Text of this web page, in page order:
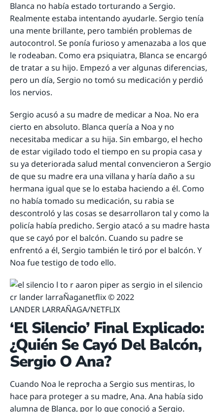
Blanca no había estado torturando a Sergio.
Realmente estaba intentando ayudarle. Sergio tenía
una mente brillante, pero también problemas de
autocontrol. Se ponía furioso y amenazaba a los que
le rodeaban. Como era psiquiatra, Blanca se encargó
de tratar a su hijo. Empezó a ver algunas diferencias,
pero un día, Sergio no tomó su medicación y perdió
los nervios.
Sergio acusó a su madre de medicar a Noa. No era
cierto en absoluto. Blanca quería a Noa y no
necesitaba medicar a su hija. Sin embargo, el hecho
de estar vigilado todo el tiempo en su propia casa y
su ya deteriorada salud mental convencieron a Sergio
de que su madre era una villana y haría daño a su
hermana igual que se lo estaba haciendo a él. Como
no había tomado su medicación, su rabia se
descontroló y las cosas se desarrollaron tal y como la
policía había predicho. Sergio atacó a su madre hasta
que se cayó por el balcón. Cuando su padre se
enfrentó a él, Sergio también le tiró por el balcón. Y
Noa fue testigo de todo ello.
LANDER LARRAÑAGA/NETFLIX
‘El Silencio’ Final Explicado:
¿Quién Se Cayó Del Balcón,
Sergio O Ana?
Cuando Noa le reprocha a Sergio sus mentiras, lo
hace para proteger a su madre, Ana. Ana había sido
alumna de Blanca, por lo que conoció a Sergio.